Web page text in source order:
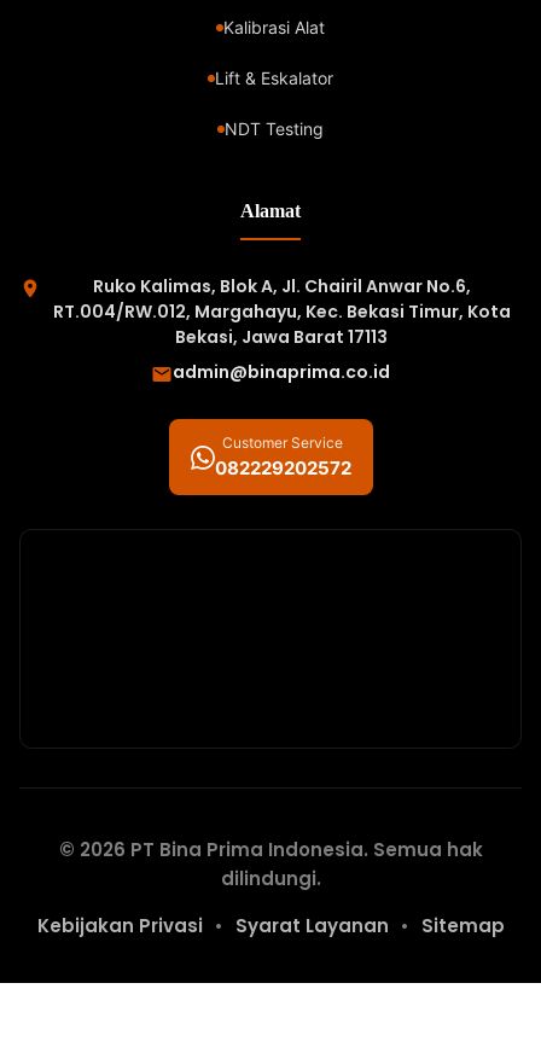
Kalibrasi Alat
Lift & Eskalator
NDT Testing
Alamat
Ruko Kalimas, Blok A, Jl. Chairil Anwar No.6,
RT.004/RW.012, Margahayu, Kec. Bekasi Timur, Kota
Bekasi, Jawa Barat 17113
admin@binaprima.co.id
Customer Service
082229202572
© 2026 PT Bina Prima Indonesia. Semua hak
dilindungi.
Kebijakan Privasi • Syarat Layanan • Sitemap